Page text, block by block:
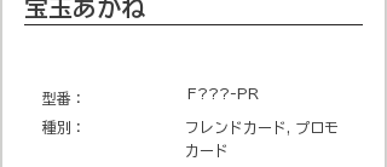
宝玉あかね
​型番​： F???-PR
種別：
フレンドカード, プロモ
カード